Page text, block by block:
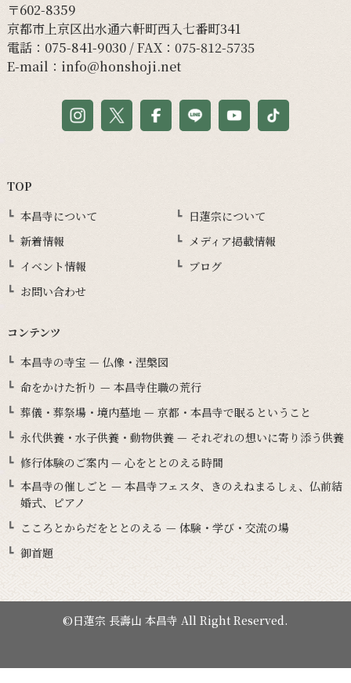
〒602-8359
京都市上京区出水通六軒町西入七番町341
電話： 075-841-9030/ FAX：075-812-5735
E-mail： info@honshoji.net
TOP
本昌寺について
日蓮宗について
新着情報
メディア掲載情報
イベント情報
ブログ
お問い合わせ
コンテンツ
本昌寺の寺宝 — 仏像・涅槃図
命をかけた祈り — 本昌寺住職の荒行
葬儀・葬祭場・境内墓地 — 京都・本昌寺で眠るということ
永代供養・水子供養・動物供養 — それぞれの想いに寄り添う供養
修行体験のご案内 — 心をととのえる時間
本昌寺の催しごと — 本昌寺フェスタ、きのえねまるしぇ、仏前結
婚式、ピアノ
こころとからだをととのえる — 体験・学び・交流の場
御首題
©日蓮宗 長壽山 本昌寺 All Right Reserved.